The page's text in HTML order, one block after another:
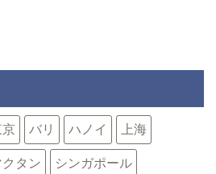
京 バリ ハノイ 上海
クタン シンガポール